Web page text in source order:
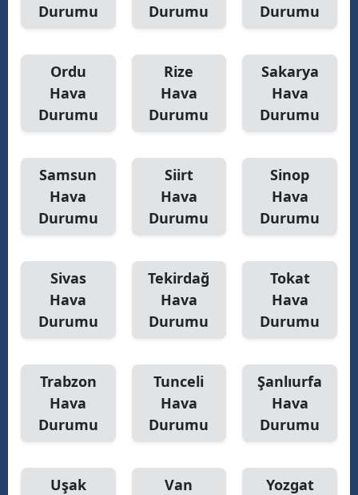
Durumu
Durumu
Durumu
Ordu
Hava
Durumu
Rize
Hava
Durumu
Sakarya
Hava
Durumu
Samsun
Hava
Durumu
Siirt
Hava
Durumu
Sinop
Hava
Durumu
Sivas
Hava
Durumu
Tekirdağ
Hava
Durumu
Tokat
Hava
Durumu
Trabzon
Hava
Durumu
Tunceli
Hava
Durumu
Şanlıurfa
Hava
Durumu
Uşak
Van
Yozgat